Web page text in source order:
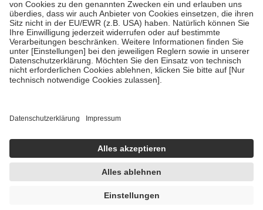
Um das Engagement der Versicherten für ihre eigene Gesundheit zu
stärken und die besondere Stellung der Familie zu unterstützen,
fallenkeine Zuzahlungenan bei:
• Kindern und Jugendlichen bis zum vollendeten 18. Lebensjahr
mit Ausnahme der Fahrkosten
• Untersuchungen zur Vorsorge und Früherkennung, die von der
GKV getragen werden
Einholung von Bewertungen. Trusted Shops hat Maßnahmen
getroffen, um sicherzustellen, dass es sich um echte Bewertungen
handelt. Mehr Informationen findest du hier:
https://help.etrusted.com/hc/de/articles/4419944605341